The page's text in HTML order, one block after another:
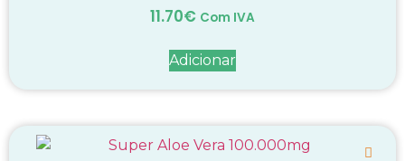
11.70€ Com IVA
Adicionar